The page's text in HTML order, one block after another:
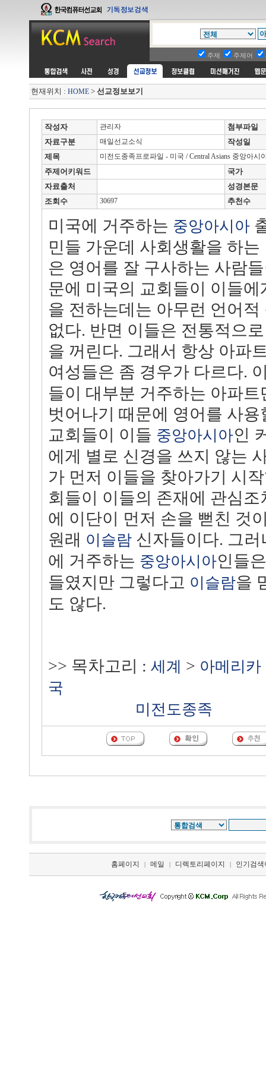
주제 주제어
현재위치 : HOME > 선교정보보기
작성자 관리자
첨부파일
자료구분
매일선교소식
작성일
제목
미전도종족프로파일 - 미국 / Central Asians 중앙아시
주제어키워드
국가
자료출처
성경본문
조회수
30697 추천수
미국에 거주하는 중앙아시아
민들 가운데 사회생활을 하는
은 영어를 잘 구사하는 사람
문에 미국의 교회들이 이들에
을 전하는데는 아무런 언어적
없다. 반면 이들은 전통적으
을 꺼린다. 그래서 항상 아파
여성들은 좀 경우가 다르다.
들이 대부분 거주하는 아파
벗어나기 때문에 영어를 사
교회들이 이들 중앙아시아인
에게 별로 신경을 쓰지 않는
가 먼저 이들을 찾아가기 시
회들이 이들의 존재에 관심
에 이단이 먼저 손을 뻗친 것
원래 이슬람신자들이다. 그러
에 거주하는 중앙아시아인들
들였지만 그렇다고 이슬람을
도 않다.
>> 목차고리 : 세계 > 아메리카
국
미전도종족
홈페이지 | 메일 | 디렉토리페이지 | 인기검색